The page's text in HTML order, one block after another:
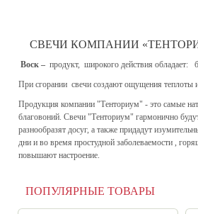
СВЕЧИ КОМПАНИИ
Воск – продукт, широкого действия обладает:
При сгорании свечи создают ощущения
Продукция компании "Тенториум" - это самые
благовоний. Свечи "Тенториум" гармонично
разнообразят досуг, а также придадут
дни и во время простудной заболеваемости ,
повышают настроение.
ПОПУЛЯРНЫЕ ТОВАРЫ